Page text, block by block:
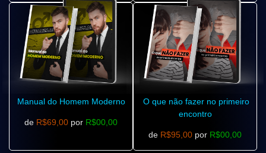
Manual do Homem Moderno
de R$69,00 por R$00,00
O que não fazer no primeiro
encontro
de R$95,00 por R$00,00